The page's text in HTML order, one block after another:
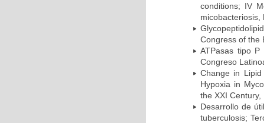
conditions; IV
micobacteriosis,
Congress of the
ATPasas tipo P
Congreso
Change in
Hypoxia in
the XXI
Desarrollo de
tuberculosis;